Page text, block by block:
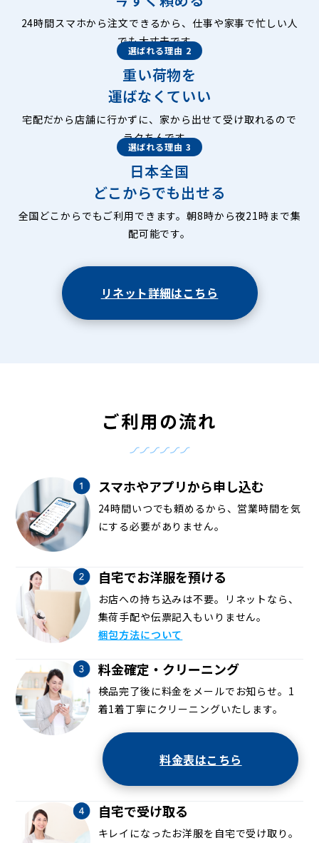
24時間スマホから注文できるから、仕事や家事で忙しい人
でも大丈夫です。
選ばれる理由 2
重い荷物を
運ばなくていい
宅配だから店舗に行かずに、家から出せて受け取れるので
ラクちんです。
選ばれる理由 3
日本全国
どこからでも出せる
全国どこからでもご利用できます。朝8時から夜21時まで集
配可能です。
リネット詳細はこちら
ご利用の流れ
スマホやアプリから申し込む
24時間いつでも頼めるから、営業時間を気
にする必要がありません。
自宅でお洋服を預ける
お店への持ち込みは不要。リネットなら、
集荷手配や伝票記入もいりません。
梱包方法について
料金確定・クリーニング
検品完了後に料金をメールでお知らせ。1
着1着丁寧にクリーニングいたします。
料金表はこちら
自宅で受け取る
キレイになったお洋服を自宅で受け取り。